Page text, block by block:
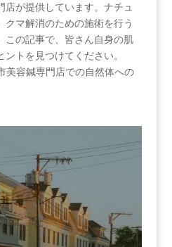
店が提供しています。ナチュ
クマ解消のための施術を行う
この記事で、皆さん自身の肌
トを見つけてください。
美容鍼専門店での自然体への